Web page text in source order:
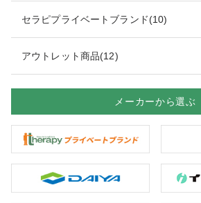
セラピプライベートブランド(10)
アウトレット商品(12)
メーカーから選ぶ